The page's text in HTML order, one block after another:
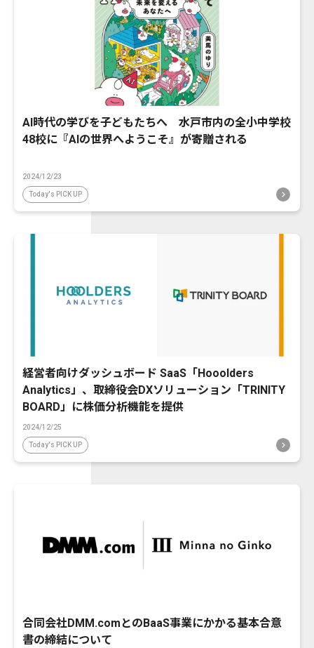
AI時代の学びを子どもたちへ 水戸市内の全小中学校
48校に『AIの世界へようこそ』が寄贈される
2024/12/23
Today's PICK UP
経営者向けダッシュボード SaaS「Hooolders
Analytics」、取締役会DXソリューション「TRINITY
BOARD」に株価分析機能を提供
2024/12/25
Today's PICK UP
合同会社DMM.comとのBaaS事業にかかる基本合意
書の締結について